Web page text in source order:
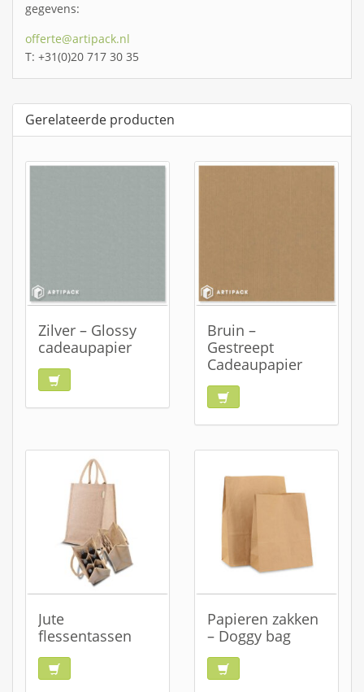
gegevens:
offerte@artipack.nl
T: +31(0)20 717 30 35
Gerelateerde producten
Zilver – Glossy
cadeaupapier
Bruin –
Gestreept
Cadeaupapier
Jute
flessentassen
Papieren zakken
– Doggy bag